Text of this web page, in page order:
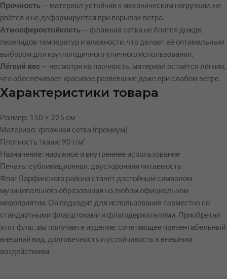
Прочность — материал устойчив к механическим нагрузкам, не
рвётся и не деформируется при порывах ветра.
Атмосферостойкость — флажная сетка не боится дождя,
перепадов температур и влажности, что делает её оптимальным
выбором для круглогодичного уличного использования.
Лёгкий вес — несмотря на прочность, материал остаётся лёгким,
что обеспечивает красивое развевание даже при слабом ветре.
Характеристики товара
Размер: 150 × 225 см
Материал: флажная сетка (премиум)
Плотность ткани: 90 г/м²
Назначение: наружное и внутреннее использование
Печать: сублимационная, двусторонняя читаемость
Флаг Парфинского района станет достойным символом
муниципального образования на любом официальном
мероприятии. Он подходит для использования совместно со
стандартными флагштоками и флагодержателями. Приобретая
этот флаг, вы получаете изделие, сочетающее презентабельный
внешний вид, долговечность и устойчивость к внешним
воздействиям.